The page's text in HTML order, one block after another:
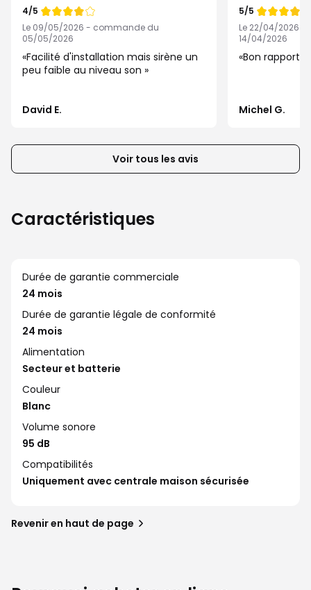
pour
afficher
éléments
ou
liste
Note
de
4/5
Le 09/05/2026 - commande du
05/05/2026
Facilité d'installation mais sirène un
peu faible au niveau son
David E.
Note
de
5/5
Le 22/04/2026
14/04/2026
Bon rapport
Michel G.
Voir tous les avis
Caractéristiques
Durée de garantie commerciale
24 mois
Durée de garantie légale de conformité
24 mois
Alimentation
Secteur et batterie
Couleur
Blanc
Volume sonore
95 dB
Compatibilités
Uniquement avec centrale maison sécurisée
Revenir en haut de page